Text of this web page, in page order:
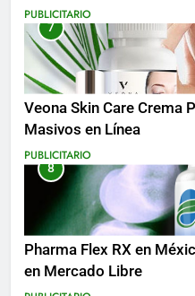
Costa Rica y Más
PUBLICITARIO
7
Veona Skin Care Crema
Masivos en Línea
PUBLICITARIO
8
Pharma Flex RX en
en Mercado Libre